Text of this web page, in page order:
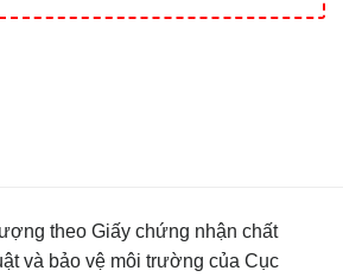
theo Giấy chứng nhận chất
và bảo vệ môi trường của Cục